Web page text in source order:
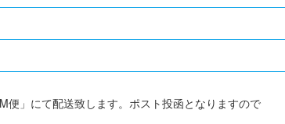
」にて配送致します。ポスト投函となりますので